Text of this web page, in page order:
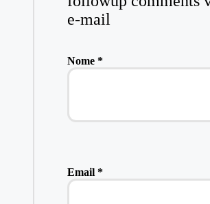
e-mail
Nome *
Email *